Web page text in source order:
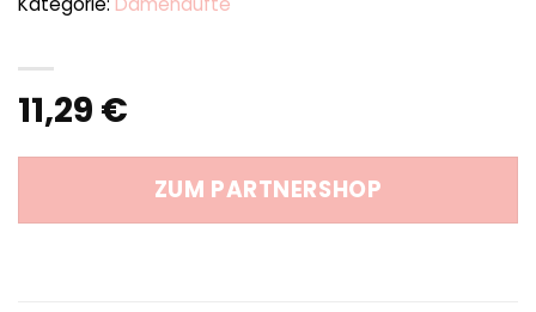
11,29 €
ZUM PARTNERSHOP